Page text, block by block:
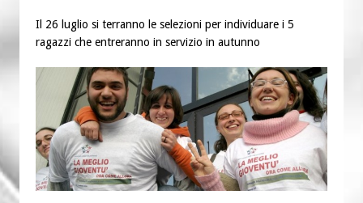
è buono, giusto e santo per la nostra
vita”
Il 26 luglio si terranno le selezioni per individuare i 5
ragazzi che entreranno in servizio in autunno